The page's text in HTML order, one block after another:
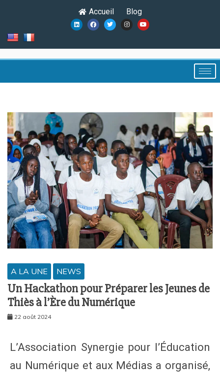
Accueil Blog
A LA UNE NEWS
Un Hackathon pour Préparer les Jeunes de
Thiès à l’Ère du Numérique
22 août 2024
L’Association Synergie pour l’Éducation
au Numérique et aux Médias a organisé,